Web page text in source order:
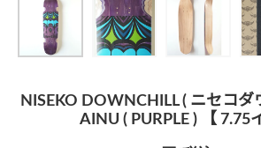
NISEKO DOWNCHILL ( ニセコダ
AINU ( PURPLE ) 【 7.75